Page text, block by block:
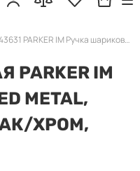
2143631 PARKER IM Ручка шариковая сталь/черный лак/хром
IM
METAL,
ХРОМ,